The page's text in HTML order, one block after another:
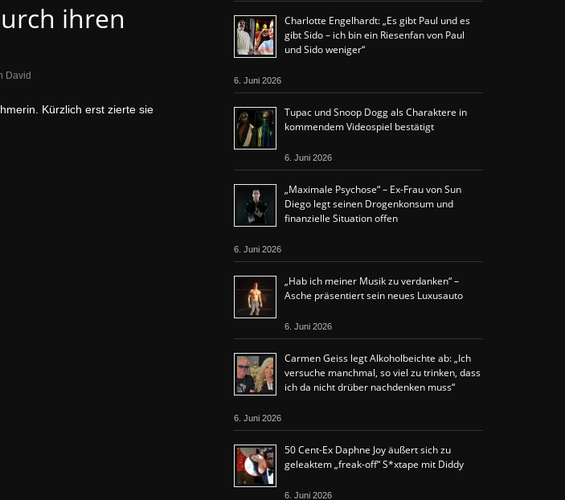
ihren
David
Kürzlich erst zierte sie
Charlotte Engelhardt: „Es gibt Paul und es
gibt Sido – ich bin ein Riesenfan von Paul
und Sido weniger“
6. Juni 2026
Tupac und Snoop Dogg als Charaktere in
kommendem Videospiel bestätigt
6. Juni 2026
„Maximale Psychose“ – Ex-Frau von Sun
Diego legt seinen Drogenkonsum und
finanzielle Situation offen
6. Juni 2026
„Hab ich meiner Musik zu verdanken“ –
Asche präsentiert sein neues Luxusauto
6. Juni 2026
Carmen Geiss legt Alkoholbeichte ab: „Ich
versuche manchmal, so viel zu trinken, dass
ich da nicht drüber nachdenken muss“
6. Juni 2026
50 Cent-Ex Daphne Joy äußert sich zu
geleaktem „freak-off“ S*xtape mit Diddy
6. Juni 2026